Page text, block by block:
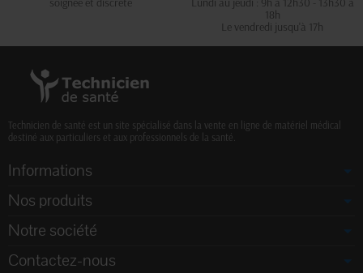
18h
Le vendredi jusqu'à 17h
Technicien de santé est un site spécialisé dans la vente en ligne de matériel médical
destiné aux particuliers et aux professionnels de la santé.
Informations
Nos produits
Notre société
Contactez-nous